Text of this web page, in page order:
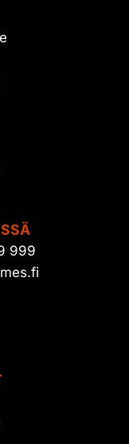
999